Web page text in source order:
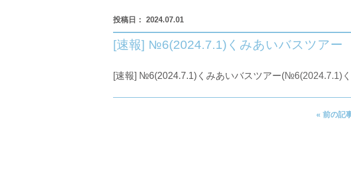
2024.07.01
[速報] №6(2024.7.1)くみあいバスツアー
[速報] №6(2024.7.1)くみあいバスツアー(№6(2024.7.1)
« 前の記